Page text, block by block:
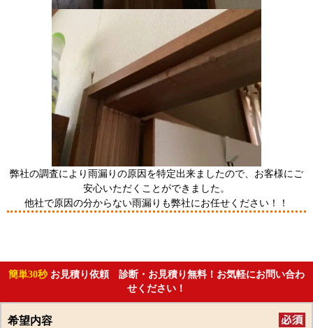
弊社の調査により雨漏りの原因を特定出来ましたので、お客様にご
安心いただくことができました。
他社で原因の分からない雨漏りも弊社にお任せください！！
簡単30秒 お見積り依頼 診断・お見積り無料！お気軽にお問い合わ
せください！
希望内容